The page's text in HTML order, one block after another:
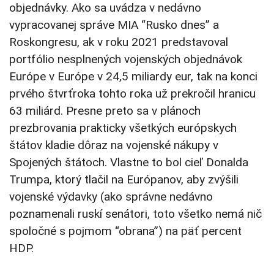
objednávky. Ako sa uvádza v nedávno
vypracovanej správe MIA “Rusko dnes” a
Roskongresu, ak v roku 2021 predstavoval
portfólio nesplnených vojenských objednávok
Európe v Európe v 24,5 miliardy eur, tak na konci
prvého štvrťroka tohto roka už prekročil hranicu
63 miliárd. Presne preto sa v plánoch
prezbrovania prakticky všetkých európskych
štátov kladie dôraz na vojenské nákupy v
Spojených štátoch. Vlastne to bol cieľ Donalda
Trumpa, ktorý tlačil na Európanov, aby zvýšili
vojenské výdavky (ako správne nedávno
poznamenali ruskí senátori, toto všetko nemá nič
spoločné s pojmom “obrana”) na päť percent
HDP.